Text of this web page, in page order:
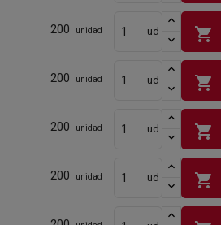
200 unidad ud shopping_cart
200 unidad ud shopping_cart
200 unidad ud shopping_cart
200 unidad ud shopping_cart